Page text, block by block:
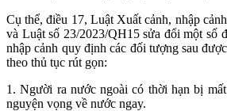
Cụ thể, điều 17, Luật Xuất cảnh, nhập
và Luật số 23/2023/QH15 sửa đổi một số
nhập cảnh quy định các đối tượng sau
theo thủ tục rút gọn:
1. Người ra nước ngoài có thời hạn bị
nguyện vọng về nước ngay.